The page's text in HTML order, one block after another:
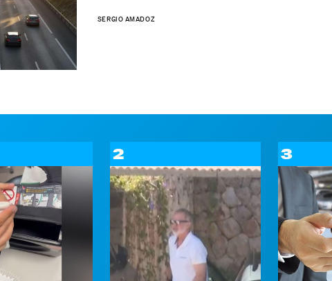
SERGIO AMADOZ
2 3